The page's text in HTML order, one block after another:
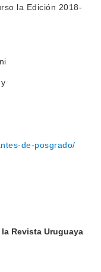
Revista Uruguaya
la Edición 2018-
de-posgrado/